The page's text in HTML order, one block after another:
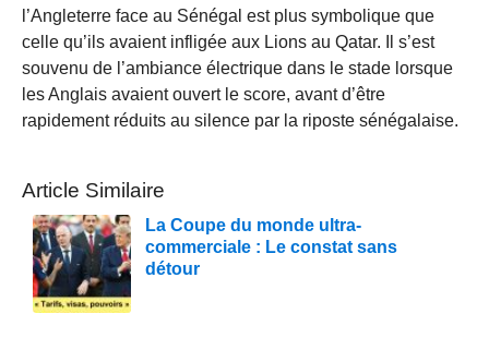
l’Angleterre face au Sénégal est plus symbolique que
celle qu’ils avaient infligée aux Lions au Qatar. Il s’est
souvenu de l’ambiance électrique dans le stade lorsque
les Anglais avaient ouvert le score, avant d’être
rapidement réduits au silence par la riposte sénégalaise.
Article Similaire
La Coupe du monde ultra-
commerciale : Le constat sans
détour